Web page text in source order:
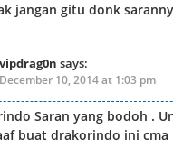
jangan gitu donk
vipdrag0n says:
December 10, 2014 at 1:03 pm
Saran yang bodoh .
buat drakorindo ini cma